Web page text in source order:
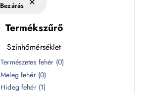
Bezárás
Termékszűrő
Színhőmérséklet
Természetes fehér (0)
Meleg fehér (0)
Hideg fehér (1)